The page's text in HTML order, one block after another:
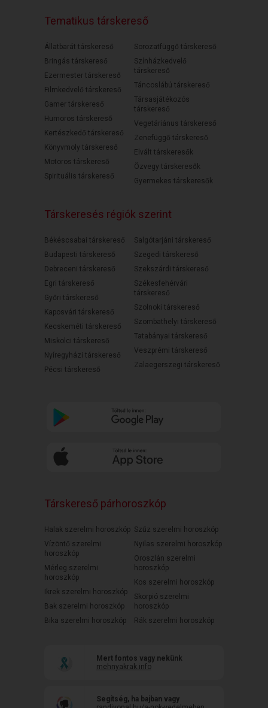
Tematikus társkereső
Állatbarát társkereső
Bringás társkereső
Ezermester társkereső
Filmkedvelő társkereső
Gamer társkereső
Humoros társkereső
Kertészkedő társkereső
Könyvmoly társkereső
Motoros társkereső
Spirituális társkereső
Sorozatfüggő társkereső
Színházkedvelő
társkereső
Táncoslábú társkereső
Társasjátékozós
társkereső
Vegetáriánus társkereső
Zenefüggő társkereső
Elvált társkeresők
Özvegy társkeresők
Gyermekes társkeresők
Társkeresés régiók szerint
Békéscsabai társkereső
Budapesti társkereső
Debreceni társkereső
Egri társkereső
Győri társkereső
Kaposvári társkereső
Kecskeméti társkereső
Miskolci társkereső
Nyíregyházi társkereső
Pécsi társkereső
Salgótarjáni társkereső
Szegedi társkereső
Szekszárdi társkereső
Székesfehérvári
társkereső
Szolnoki társkereső
Szombathelyi társkereső
Tatabányai társkereső
Veszprémi társkereső
Zalaegerszegi társkereső
Társkereső párhoroszkóp
Halak szerelmi horoszkóp
Vízöntő szerelmi
horoszkóp
Mérleg szerelmi
horoszkóp
Ikrek szerelmi horoszkóp
Bak szerelmi horoszkóp
Bika szerelmi horoszkóp
Szűz szerelmi horoszkóp
Nyilas szerelmi horoszkóp
Oroszlán szerelmi
horoszkóp
Kos szerelmi horoszkóp
Skorpió szerelmi
horoszkóp
Rák szerelmi horoszkóp
Mert fontos vagy nekünk
mehnyakrak.info
Segítség, ha bajban vagy